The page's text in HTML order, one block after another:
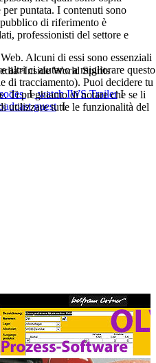
puntata. I contenuti sono
di riferimento è
professionisti del settore e
World Spirits
I watch IWS TrailerI
guestI
Alcuni di essi sono essenziali
altri ci aiutano a migliorare questo
di tracciamento). Puoi decidere tu
Ti preghiamo di notare che se li
utilizzare tutte le funzionalità del